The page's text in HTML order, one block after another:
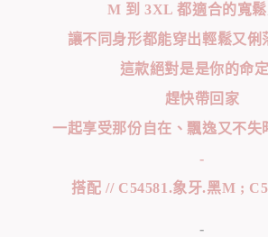
M 到 3XL 都適合的寬
讓不同身形都能穿出輕鬆又俐
這款絕對是是你的命
趕快帶回家
一起享受那份自在、飄逸又不失
-
搭配 // C54581.象牙.黑M ;
-